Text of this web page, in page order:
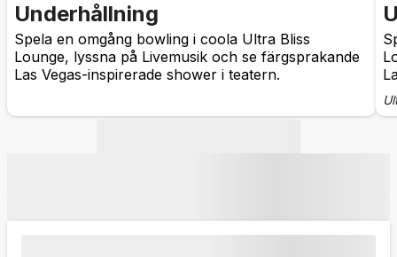
Underhållning
Spela en omgång bowling i coola Ultra Bliss
Lounge, lyssna på Livemusik och se färgsprakande
Las Vegas-inspirerade shower i teatern.